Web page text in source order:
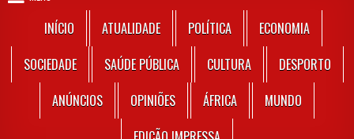
INÍCIO ATUALIDADE POLÍTICA
ECONOMIA
SOCIEDADE
SAÚDE PÚBLICA CULTURA
DESPORTO
ANÚNCIOS
OPINIÕES ÁFRICA
MUNDO